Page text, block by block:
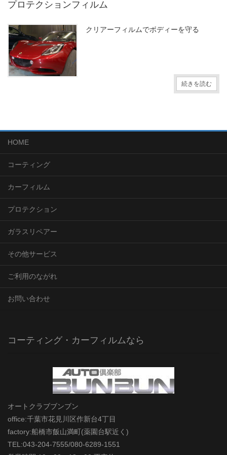
プロテクションフィルム
クリアーフィルムでボディーを守る
続きを読む
HOME
コーティング
カーフィルム
プロテクション
ガラスリペアー
その他サービス
ご利用のながれ
お問い合わせ
コーティング・カーフィルムなら
オートクラブブンブン
office:千葉市花見川区作新台4丁目
factory:船橋市飯山満町(薬園台駅近く)
TEL:043-204-7555/080-6289-1551